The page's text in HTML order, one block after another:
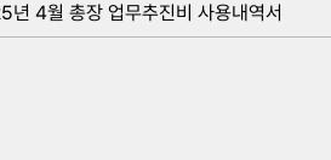
년 4월 총장 업무추진비 사용내역서